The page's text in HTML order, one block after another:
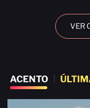
VER
ACENTO